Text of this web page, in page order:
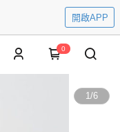
開啟APP
0
1/6